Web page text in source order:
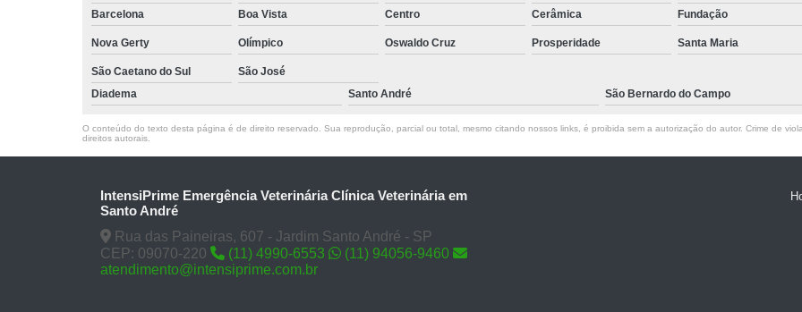
Barcelona
Boa Vista Centro Cerâmica Fundação
Nova Gerty Olímpico Oswaldo Cruz Prosperidade Santa Maria
São Caetano do Sul
São José
Diadema
Santo André São Bernardo do Campo
O conteúdo do texto desta página é de direito reservado. Sua reprodução, parcial ou total, mesmo citando nossos links, é proibida sem a autorização do autor. Crime de
direitos autorais
IntensiPrime Emergência Veterinária Clínica Veterinária em
Santo André
Rua das Paineiras, 607 - Jardim Santo André - SP
CEP: 09070-220
(11) 4990-6553
(11) 94056-9460
atendimento@intensiprime.com.br